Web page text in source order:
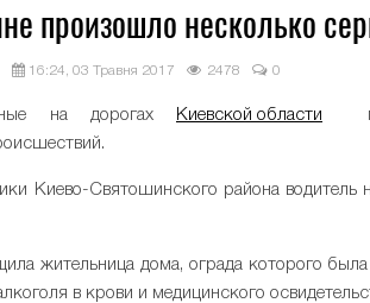
произошло несколько
16:24, 03 Травня 2017 2478 0
на дорогах Киевской области
Киево-Святошинского района водитель
жительница дома, ограда которого
в крови и медицинского